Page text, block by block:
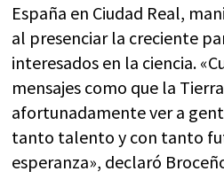
España en Ciudad Real,
al presenciar la creciente
interesados en la ciencia.
mensajes como que la
afortunadamente ver a
tanto talento y con tanto
esperanza», declaró